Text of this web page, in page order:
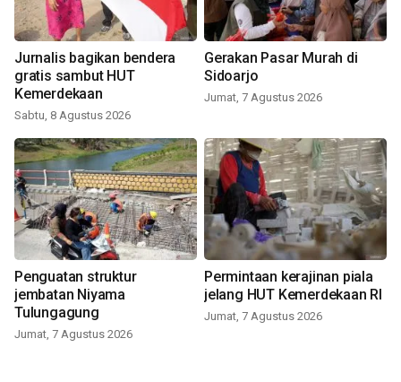
Jurnalis bagikan bendera
gratis sambut HUT
Kemerdekaan
Sabtu, 8 Agustus 2026
Gerakan Pasar Murah di
Sidoarjo
Jumat, 7 Agustus 2026
Penguatan struktur
jembatan Niyama
Tulungagung
Jumat, 7 Agustus 2026
Permintaan kerajinan piala
jelang HUT Kemerdekaan RI
Jumat, 7 Agustus 2026